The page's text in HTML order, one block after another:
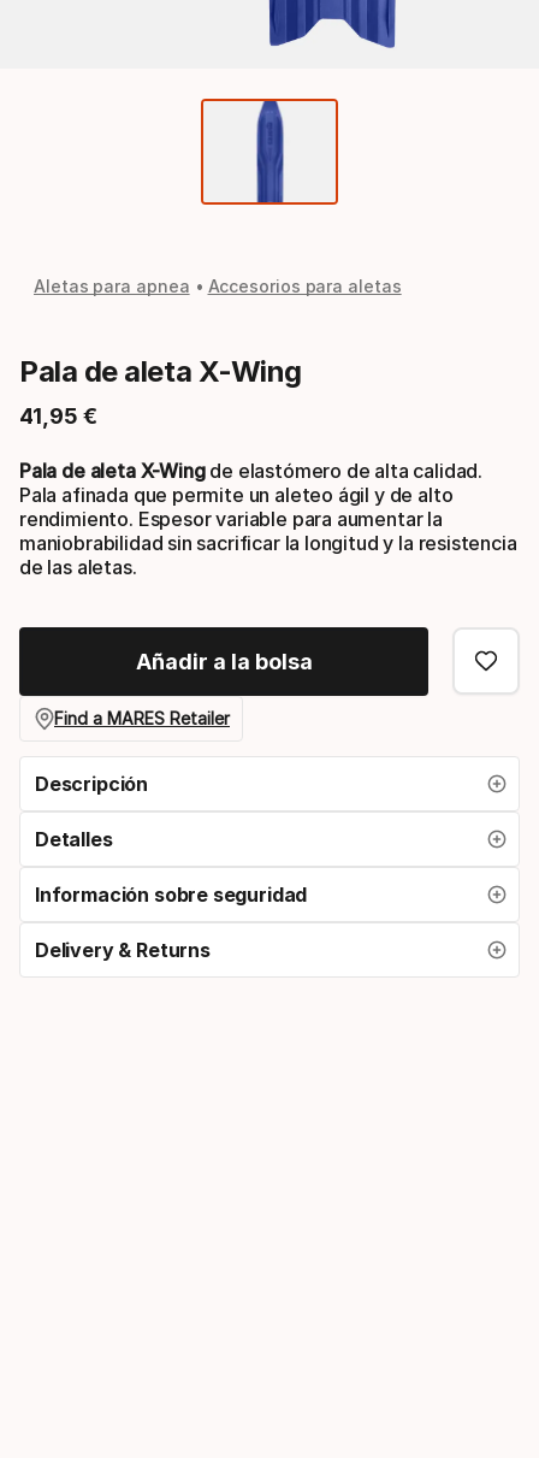
Aletas para apnea Accesorios para aletas
Pala de aleta X-Wing
41 95 €
Precio final
Pala de aleta X-Wingde elastómero de alta calidad.
Pala afinada que permite un aleteo ágil y de alto
rendimiento. Espesor variable para aumentar la
maniobrabilidad sin sacrificar la longitud y la resistencia
de las aletas.
Añadir a la bolsa
Find a MARES Retailer
Descripción
Detalles
Información sobre seguridad
Delivery & Returns